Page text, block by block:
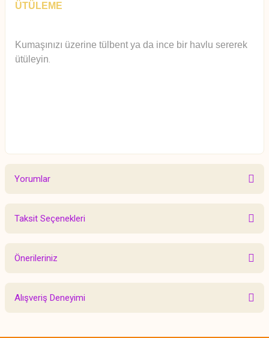
ÜTÜLEME
Kumaşınızı üzerine tülbent ya da ince bir havlu sererek
ütüleyin.
Yorumlar
Taksit Seçenekleri
Önerileriniz
Bu ürünün fiyat bilgisi, resim, ürün açıklamalarında ve diğer konularda
yetersiz gördüğünüz noktaları öneri formunu kullanarak tarafımıza
Alışveriş Deneyimi